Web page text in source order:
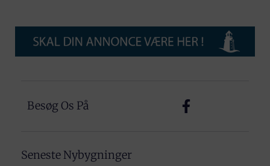
Besøg Os På
Seneste Nybygninger